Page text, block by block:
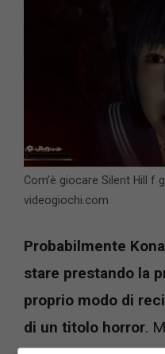
Com’è giocare Silent Hill f
videogiochi.com
Probabilmente
stare prestando la
proprio modo di
di un titolo horror.